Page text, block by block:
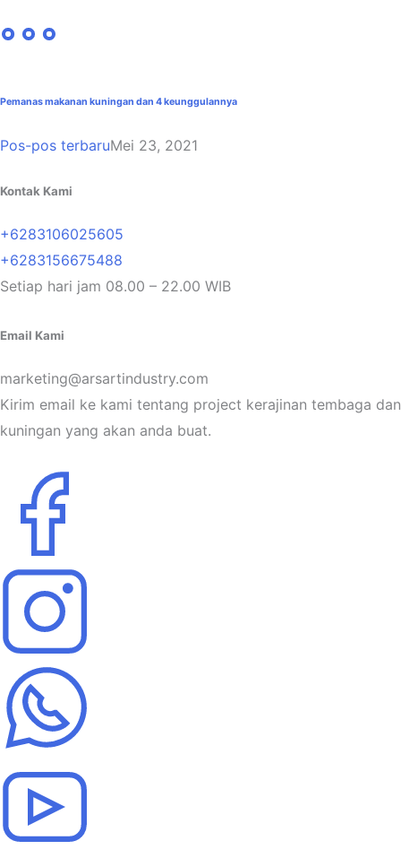
Pemanas makanan kuningan dan 4 keunggulannya
Pos-pos terbaruMei 23, 2021
Kontak Kami
+6283106025605
+6283156675488
Setiap hari jam 08.00 – 22.00 WIB
Email Kami
marketing@arsartindustry.com
Kirim email ke kami tentang project kerajinan tembaga dan
kuningan yang akan anda buat.